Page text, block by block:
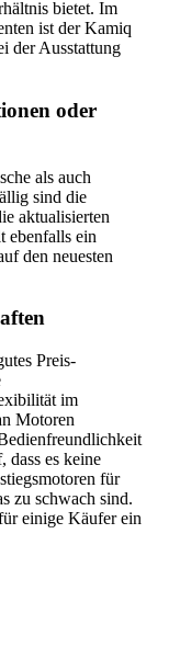
bietet. Im
ist der Kamiq
der Ausstattung
oder
als auch
sind die
aktualisierten
ebenfalls ein
den neuesten
Preis-
im
Motoren
dass es keine
für
zu schwach sind.
einige Käufer ein